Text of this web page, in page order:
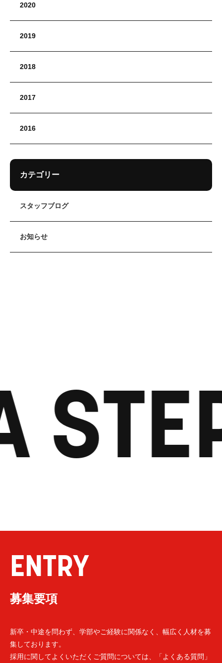
2020
2019
2018
2017
2016
カテゴリー
スタッフブログ
お知らせ
ENTRY
募集要項
新卒・中途を問わず、学部やご経験に関係なく、幅広く人材を募
集しております。
採用に関してよくいただくご質問については、「よくある質問」